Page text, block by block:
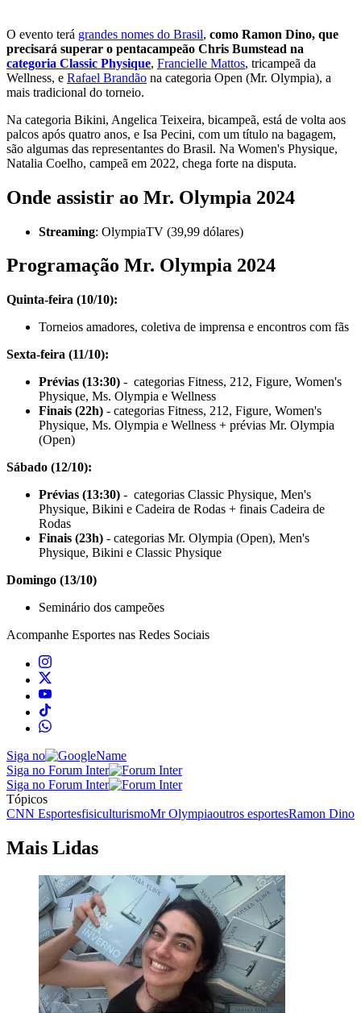
O evento terá grandes nomes do Brasil, como Ramon Dino, que
precisará superar o pentacampeão Chris Bumstead na
categoria Classic Physique, Francielle Mattos, tricampeã da
Wellness, e Rafael Brandão na categoria Open (Mr. Olympia), a
mais tradicional do torneio.
Na categoria Bikini, Angelica Teixeira, bicampeã, está de volta aos
palcos após quatro anos, e Isa Pecini, com um título na bagagem,
são algumas das representantes do Brasil. Na Women's Physique,
Natalia Coelho, campeã em 2022, chega forte na disputa.
Onde assistir ao Mr. Olympia 2024
Streaming: OlympiaTV (39,99 dólares)
Programação Mr. Olympia 2024
Quinta-feira (10/10):
Torneios amadores, coletiva de imprensa e encontros com fãs
Sexta-feira (11/10):
Prévias (13:30) - categorias Fitness, 212, Figure, Women's
Physique, Ms. Olympia e Wellness
Finais (22h) - categorias Fitness, 212, Figure, Women's
Physique, Ms. Olympia e Wellness + prévias Mr. Olympia
(Open)
Sábado (12/10):
Prévias (13:30) - categorias Classic Physique, Men's
Physique, Bikini e Cadeira de Rodas + finais Cadeira de
Rodas
Finais (23h) - categorias Mr. Olympia (Open), Men's
Physique, Bikini e Classic Physique
Domingo (13/10)
Seminário dos campeões
Acompanhe Esportes nas Redes Sociais
Siga no
Siga no Forum Inter
Siga no Forum Inter
Tópicos
CNN EsportesfisiculturismoMr Olympiaoutros esportesRamon Dino
Mais Lidas